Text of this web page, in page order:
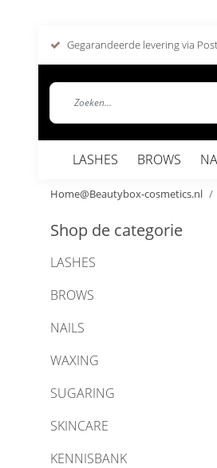
Gegarandeerde levering via
LASHES BROWS
Home@Beautybox-cosmetics.nl
Shop de categorie
LASHES
BROWS
NAILS
WAXING
SUGARING
SKINCARE
KENNISBANK